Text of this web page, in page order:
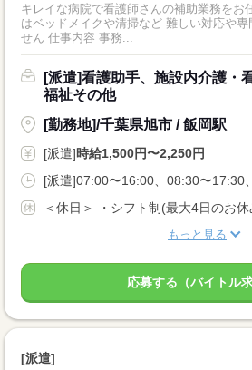
キレイな病院で看護師さんの補助業務をお
はベッドメイクや清掃など 難しい対応や専
せん 仕事内容 事務...
[派遣]看護助手、施設内介護・
福祉その他
[勤務地]/千葉県旭市 / 飯岡駅
[派遣]時給1,500円〜2,250円
[派遣]07:00〜16:00、08:30〜17:30
もっと見る
応募する（バイトル求
[派遣]